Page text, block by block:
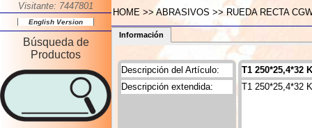
Visitante: 7447801
English Version
Búsqueda de
Productos
HOME >> ABRASIVOS >> RUEDA RECTA
Información
Descripción del Artículo:
Descripción extendida:
T1 250*25,4*32
T1 250*25,4*32